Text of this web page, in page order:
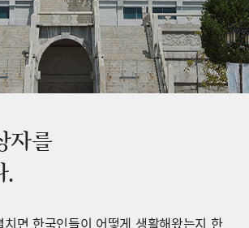
자를
.
치면 한국인들이 어떻게 생활해왔는지 한